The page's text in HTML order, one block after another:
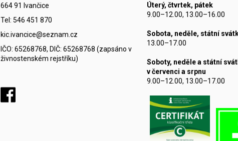
664 91 Ivančice
Tel: 546 451 870
kic.ivancice@seznam.cz
IČO: 65268768, DIČ: 65268768 (zapsáno v
živnostenském rejstříku)
Úterý, čtvrtek, pátek
9.00–12.00, 13.00–16.00
Sobota, neděle, státní
13.00–17.00
Soboty, neděle a státní
v červenci a srpnu
9.00–12.00, 13.00–17.00